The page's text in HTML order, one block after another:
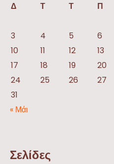
Δ
Τ Τ Π
3
4 5 6
10
11 12 13
17
18 19 20
24
25 26 27
31
« Μάι
Σελίδες